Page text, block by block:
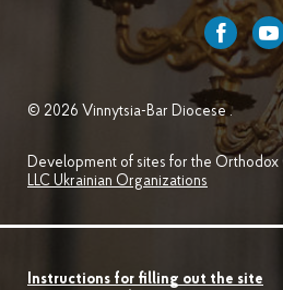
© 2026 Vinnytsia-Bar Diocese .
Development of sites for the Orthodox
LLC Ukrainian Organizations
Instructions for filling out the site